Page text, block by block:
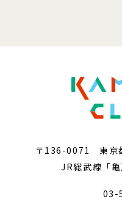
〒136-0071 東京
JR総武線「
03-